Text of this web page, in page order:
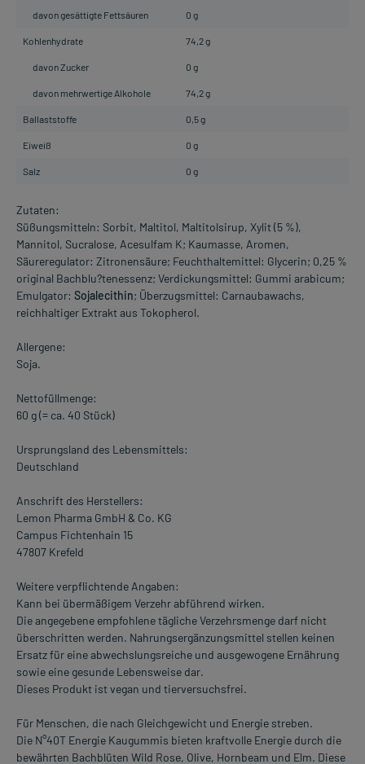
davon gesättigte Fettsäuren 0 g
Kohlenhydrate 74,2 g
davon Zucker 0 g
davon mehrwertige Alkohole 74,2 g
Ballaststoffe 0,5 g
Eiweiß 0 g
Salz 0 g
Zutaten:
Süßungsmitteln: Sorbit, Maltitol, Maltitolsirup, Xylit (5 %),
Mannitol, Sucralose, Acesulfam K; Kaumasse, Aromen,
Säureregulator: Zitronensäure; Feuchthaltemittel: Glycerin; 0,25 %
original Bachblu?tenessenz; Verdickungsmittel: Gummi arabicum;
Emulgator: Sojalecithin; Überzugsmittel: Carnaubawachs,
reichhaltiger Extrakt aus Tokopherol.
Allergene:
Soja.
Nettofüllmenge:
60 g (= ca. 40 Stück)
Ursprungsland des Lebensmittels:
Deutschland
Anschrift des Herstellers:
Lemon Pharma GmbH & Co. KG
Campus Fichtenhain 15
47807 Krefeld
Weitere verpflichtende Angaben:
Kann bei übermäßigem Verzehr abführend wirken.
Die angegebene empfohlene tägliche Verzehrsmenge darf nicht
überschritten werden. Nahrungsergänzungsmittel stellen keinen
Ersatz für eine abwechslungsreiche und ausgewogene Ernährung
sowie eine gesunde Lebensweise dar.
Dieses Produkt ist vegan und tierversuchsfrei.
Für Menschen, die nach Gleichgewicht und Energie streben.
Die N°40T Energie Kaugummis bieten kraftvolle Energie durch die
bewährten Bachblüten Wild Rose, Olive, Hornbeam und Elm. Diese